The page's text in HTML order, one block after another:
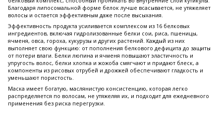
Благодаря липосомальной форме белок лучше всасывается, не утяжеляет
волосы и остается эффективным даже после высыхания.
Эффективность продукта усиливается комплексом из 16 белковых
ингредиентов, включая гидролизованные белки сои, риса, пшеницы,
ячменя, овса, гороха, кукурузы и других растений. Каждый из них
выполняет свою функцию: от пополнения белкового дефицита до защиты
от потери влаги. Белки люпина и ячменя повышают эластичность и
упругость волос, белки хлопка и жожоба смягчают и придают блеск, а
компоненты из рисовых отрубей и дрожжей обеспечивают гладкость и
уменьшают пористость.
Маска имеет богатую, маслянистую консистенцию, которая легко
распределяется по волосам, не утяжеляя их, и подходит для ежедневного
применения без риска перегрузки.